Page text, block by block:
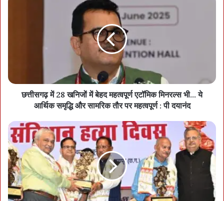
छत्तीसगढ़ में 28 खनिजों में बेहद महत्वपूर्ण एटॉमिक मिनरल्स भी… ये
आर्थिक समृद्धि और सामरिक तौर पर महत्वपूर्ण : पी दयानंद